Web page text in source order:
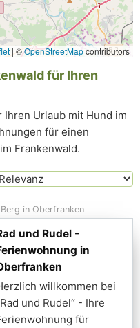
| ©OpenStreetMapcontributors
für Ihren
Urlaub mit Hund im
für einen
Frankenwald.
Berg in Oberfranken
und Rudel -
in
willkommen bei
und Rudel“ - Ihre
für